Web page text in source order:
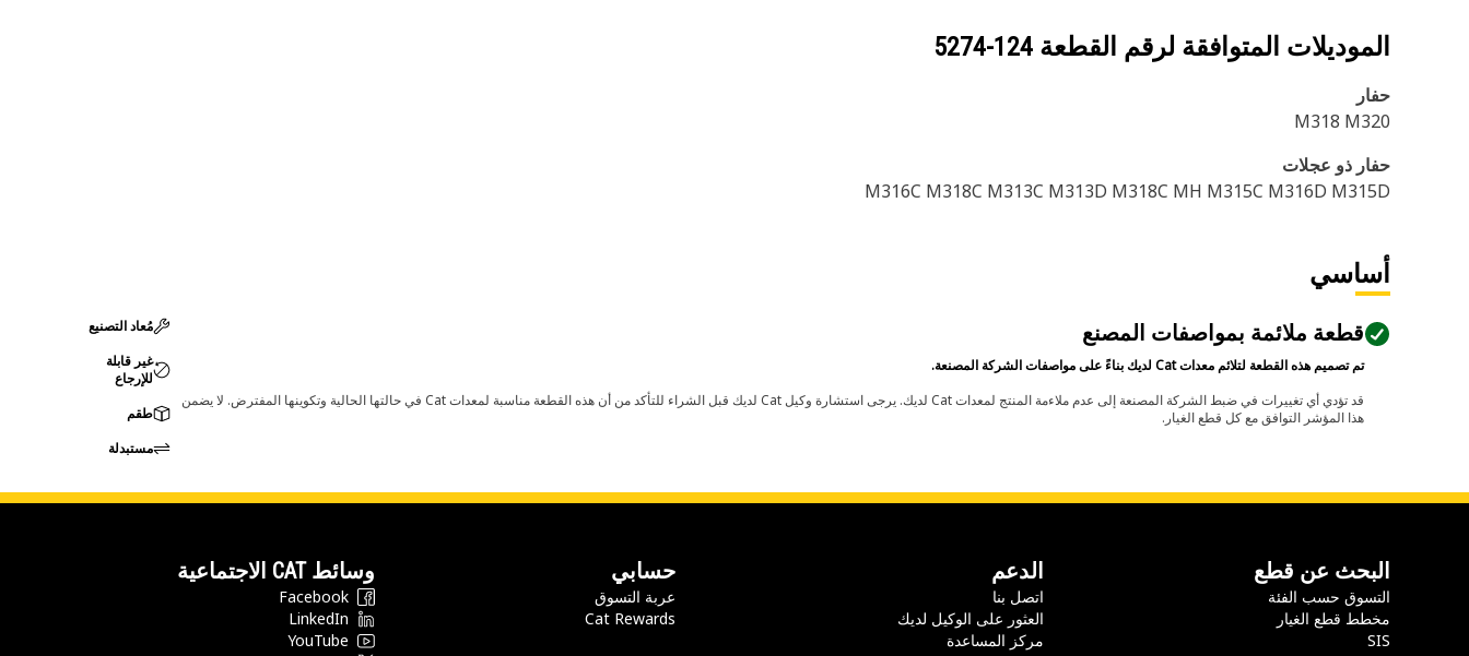
الموديلات المتوافقة لرقم القطعة 124-5274
حفار
M318 M320
حفار ذو عجلات
M316C M318C M313C M313D M318C MH M315C M316D M315D
أساسي
قطعة ملائمة بمواصفات المصنع
تم تصميم هذه القطعة لتلائم معدات Cat لديك بناءً على مواصفات الشركة المصنعة.
قد تؤدي أي تغييرات في ضبط الشركة المصنعة إلى عدم ملاءمة المنتج لمعدات Cat لديك. يرجى استشارة وكيل Cat لديك قبل الشراء للتأكد من أن هذه القطعة مناسبة لمعدات Cat في حالتها الحالية وتكوينها المفترض. لا يضمن
هذا المؤشر التوافق مع كل قطع الغيار.
مُعاد التصنيع
غير قابلة
للإرجاع
طقم
مستبدلة
البحث عن قطع
التسوق حسب الفئة
مخطط قطع الغيار
SIS
الدعم
اتصل بنا
العثور على الوكيل لديك
مركز المساعدة
حسابي
عربة التسوق
Cat Rewards
وسائط CAT الاجتماعية
Facebook
LinkedIn
YouTube